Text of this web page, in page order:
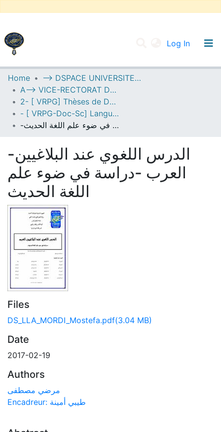
Log In
UNIVERSITY OF D.L SIDI BEL ABBES
Communities & Collections
All of DSpace
Statistics
Home
--> DSPACE UNIVERSITE DJILALLI LIABES DE SIDI BEL ABBES
A--> VICE-RECTORAT DE LA POST-GRADUATION
2- [ VRPG] Thèses de Doctorat en Sciences
- [ VRPG-Doc-Sc] Langue et littérature arabe --- لغة وأدب عربي
-الدرس اللغوي عند البلاغيين العرب -دراسة في ضوء علم اللغة الحديث
-الدرس اللغوي عند البلاغيين
العرب -دراسة في ضوء علم
اللغة الحديث
Files
DS_LLA_MORDI_Mostefa.pdf(3.04 MB)
Date
2017-02-19
Authors
مرضي مصطفى
Encadreur: طيبي أمينة